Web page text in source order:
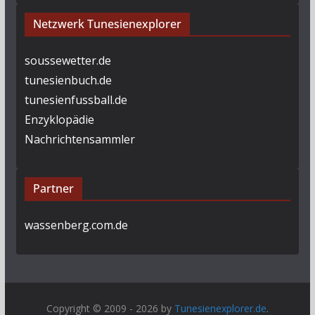
Netzwerk Tunesienexplorer
soussewetter.de
tunesienbuch.de
tunesienfussball.de
Enzyklopädie
Nachrichtensammler
Partner
wassenberg.com.de
Copyright © 2009 - 2026 by Tunesienexplorer.de.